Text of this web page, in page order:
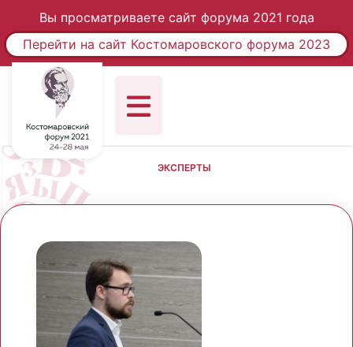
Вы просматриваете сайт форума 2021 года
Перейти на сайт Костомаровского форума 2023
ЭКСПЕРТЫ